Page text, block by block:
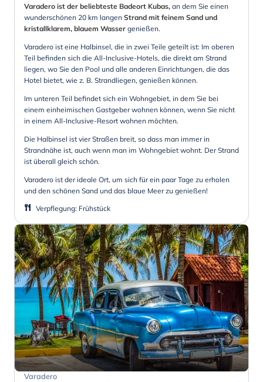
Varadero ist der beliebteste Badeort Kubas, an dem Sie einen
wunderschönen 20 km langen Strand mit feinem Sand und
kristallklarem, blauem Wasser genießen.
Varadero ist eine Halbinsel, die in zwei Teile geteilt ist: Im oberen
Teil befinden sich die All-Inclusive-Hotels, die direkt am Strand
liegen, wo Sie den Pool und alle anderen Einrichtungen, die das
Hotel bietet, wie z. B. Strandliegen, genießen können.
Im unteren Teil befindet sich ein Wohngebiet, in dem Sie bei
einem einheimischen Gastgeber wohnen können, wenn Sie nicht
in einem All-Inclusive-Resort wohnen möchten.
Die Halbinsel ist vier Straßen breit, so dass man immer in
Strandnähe ist, auch wenn man im Wohngebiet wohnt. Der Strand
ist überall gleich schön.
Varadero ist der ideale Ort, um sich für ein paar Tage zu erholen
und den schönen Sand und das blaue Meer zu genießen!
Verpflegung: Frühstück
Varadero